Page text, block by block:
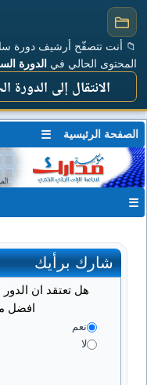
📁 أنت تتصفّح أرشيف دورة
المحتوى الحالي في الدورة
الانتقال إلى الدورة
الصفحة الرئيسية ☰
☰
شارك برأيك
هل تعتقد ان
افضل
نعم
لا